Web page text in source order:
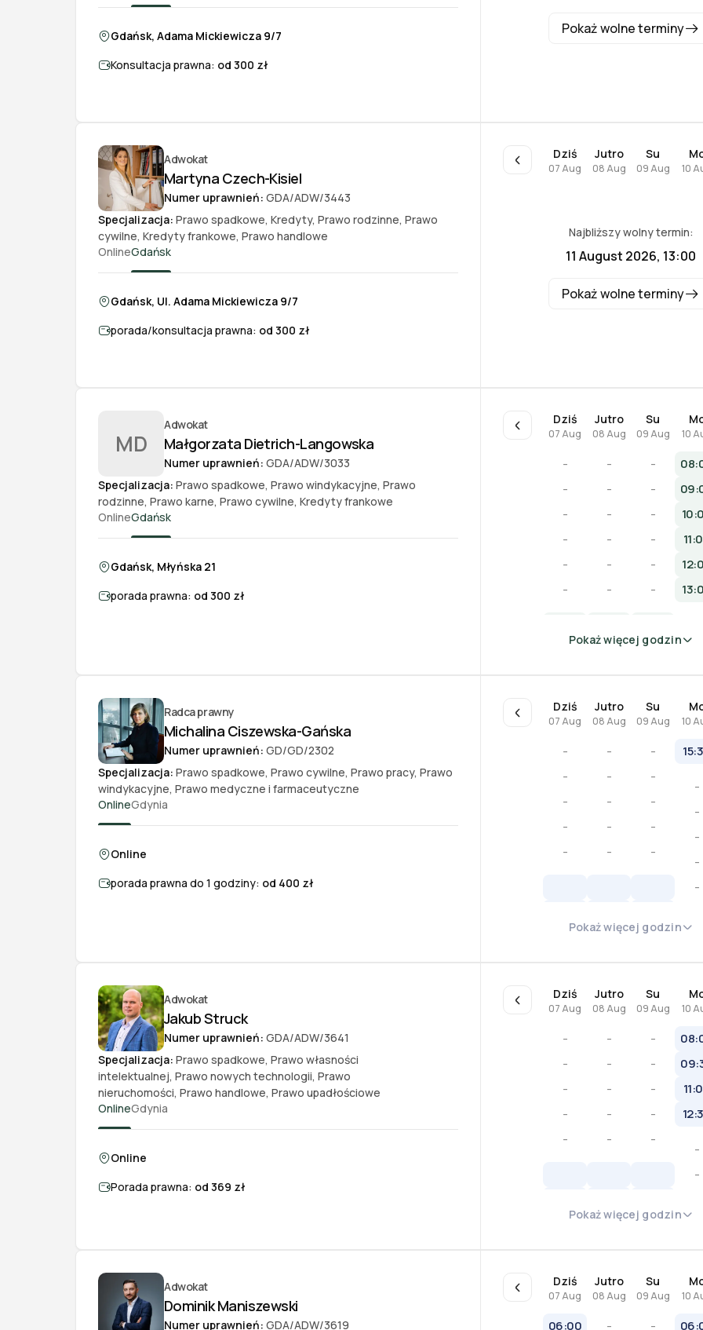
Gdańsk, Adama Mickiewicza 9/7
Konsultacja prawna: od 300 zł
Pokaż wolne terminy
Adwokat
Martyna Czech-Kisiel
Numer uprawnień: GDA/ADW/3443
Specjalizacja: Prawo spadkowe, Kredyty, Prawo rodzinne, Prawo
cywilne, Kredyty frankowe, Prawo handlowe
OnlineGdańsk
Gdańsk, Ul. Adama Mickiewicza 9/7
porada/konsultacja prawna: od 300 zł
Najbliższy wolny termin:
11 August 2026, 13:00
Pokaż wolne terminy
Dziś
07 Aug
Jutro
08 Aug
Su
09 Aug 10
MD
Adwokat
Małgorzata Dietrich-Langowska
Numer uprawnień: GDA/ADW/3033
Specjalizacja: Prawo spadkowe, Prawo windykacyjne, Prawo
rodzinne, Prawo karne, Prawo cywilne, Kredyty frankowe
OnlineGdańsk
Gdańsk, Młyńska 21
porada prawna: od 300 zł
Dziś
07 Aug
-
-
-
-
-
-
Jutro
08 Aug
-
-
-
-
-
-
Su
09 Aug
-
-
-
-
-
-
10
Pokaż więcej godzin
Radca prawny
Michalina Ciszewska-Gańska
Numer uprawnień: GD/GD/2302
Specjalizacja: Prawo spadkowe, Prawo cywilne, Prawo pracy, Prawo
windykacyjne, Prawo medyczne i farmaceutyczne
OnlineGdynia
Online
porada prawna do 1 godziny: od 400 zł
Dziś
07 Aug
-
-
-
-
-
Jutro
08 Aug
-
-
-
-
-
Su
09 Aug
-
-
-
-
-
10
-
-
-
-
-
Pokaż więcej godzin
Adwokat
Jakub Struck
Numer uprawnień: GDA/ADW/3641
Specjalizacja: Prawo spadkowe, Prawo własności
intelektualnej, Prawo nowych technologii, Prawo
nieruchomości, Prawo handlowe, Prawo upadłościowe
OnlineGdynia
Online
Porada prawna: od 369 zł
Dziś
07 Aug
-
-
-
-
-
Jutro
08 Aug
-
-
-
-
-
Su
09 Aug
-
-
-
-
-
10
-
-
Pokaż więcej godzin
Adwokat
Dominik Maniszewski
Numer uprawnień: GDA/ADW/3619
Dziś
07 Aug
06:00
Jutro
08 Aug
-
Su
09 Aug
-
10